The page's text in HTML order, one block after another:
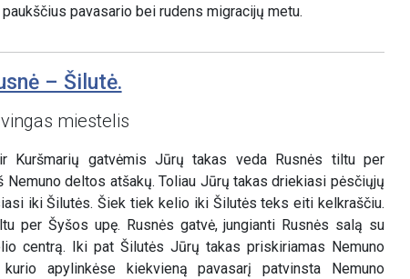
pavasario bei rudens migracijų metu.
– Šilutė.
miestelis
Kuršmarių gatvėmis Jūrų takas veda Rusnės tiltu per
Nemuno deltos atšakų. Toliau Jūrų takas driekiasi pėsčiųjų
iki Šilutės. Šiek tiek kelio iki Šilutės teks eiti kelkraščiu.
per Šyšos upę. Rusnės gatvė, jungianti Rusnės salą su
centrą. Iki pat Šilutės Jūrų takas priskiriamas Nemuno
apylinkėse kiekvieną pavasarį patvinsta Nemuno